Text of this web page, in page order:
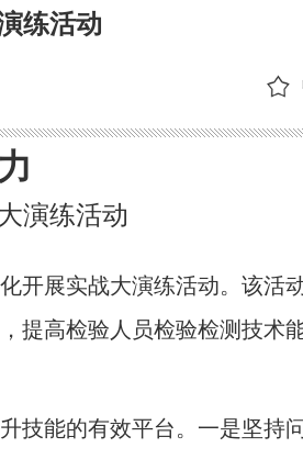
练活动
演练活动
开展实战大演练活动。该活
提高检验人员检验检测技术
技能的有效平台。一是坚持